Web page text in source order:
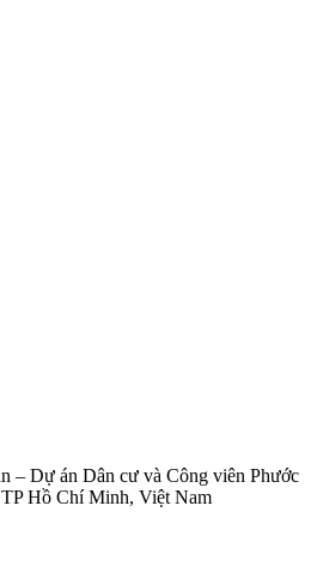
– Dự án Dân cư và Công viên Phước
Hồ Chí Minh, Việt Nam